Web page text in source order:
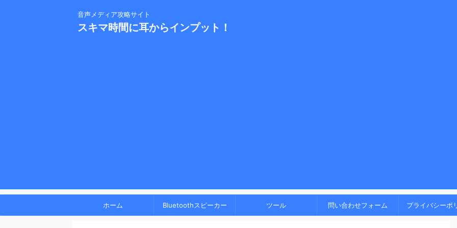
音声メディア攻略サイト
スキマ時間に耳からインプット！
ホーム Bluetoothスピーカー ツール 問い合わせフォーム プライバシーポ